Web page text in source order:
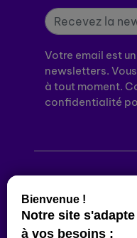
Votre email est
newsletters.
à tout moment.
confidentialité
Mentions légales
Conditions